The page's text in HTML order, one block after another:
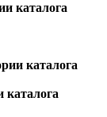
каталога
каталога
каталога